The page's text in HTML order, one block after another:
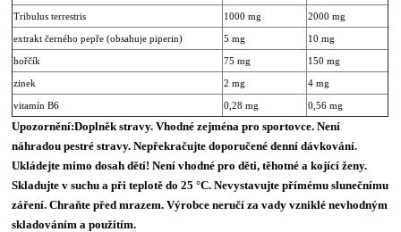
Tribulus terrestris 1000 mg 2000 mg
extrakt černého pepře (obsahuje piperin) 5 mg 10 mg
hořčík 75 mg 150 mg
zinek 2 mg 4 mg
vitamín B6 0,28 mg 0,56 mg
Upozornění:Doplněk stravy. Vhodné zejména pro sportovce. Není
náhradou pestré stravy. Nepřekračujte doporučené denní dávkování.
Ukládejte mimo dosah dětí! Není vhodné pro děti, těhotné a kojící ženy.
Skladujte v suchu a při teplotě do 25 °C. Nevystavujte přímému slunečnímu
záření. Chraňte před mrazem. Výrobce neručí za vady vzniklé nevhodným
skladováním a použitím.